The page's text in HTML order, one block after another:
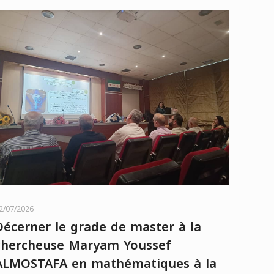
07/2026
le grade de master à la
Maryam Youssef
en mathématiques à la